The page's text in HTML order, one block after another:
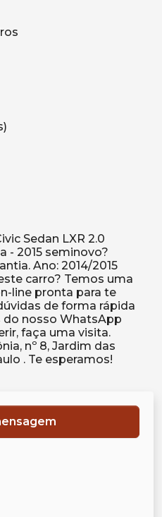
Sedan LXR 2.0
- 2015 seminovo?
Ano: 2014/2015
carro? Temos uma
line pronta para te
de forma rápida
do nosso WhatsApp
faça uma visita.
nº 8, Jardim das